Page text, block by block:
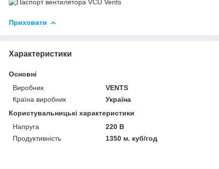
Приховати
Характеристики
Основні
Виробник
VENTS
Країна виробник
Україна
Користувальницькі характеристики
Напруга
220 В
Продуктивність
1350 м. куб/год